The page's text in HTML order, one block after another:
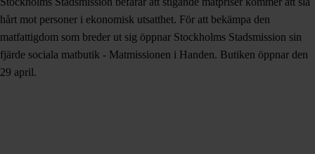
hårt mot personer i ekonomisk utsatthet. För att bekämpa den
matfattigdom som breder ut sig öppnar Stockholms Stadsmission sin
fjärde sociala matbutik - Matmissionen i Handen. Butiken öppnar den
29 april.